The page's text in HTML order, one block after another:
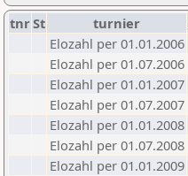
tnrSt turnier
Elozahl per 01.01.2006
Elozahl per 01.07.2006
Elozahl per 01.01.2007
Elozahl per 01.07.2007
Elozahl per 01.01.2008
Elozahl per 01.07.2008
Elozahl per 01.01.2009